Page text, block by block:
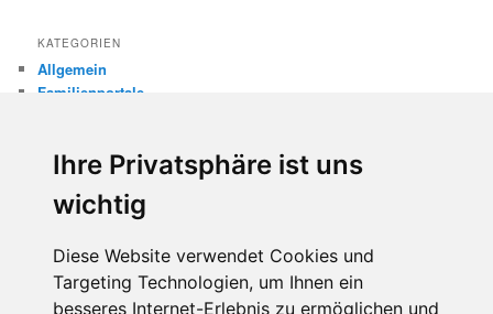
Ihre Privatsphäre ist uns
wichtig
Diese Website verwendet Cookies und
Targeting Technologien, um Ihnen ein
besseres Internet-Erlebnis zu ermöglichen und
KATEGORIEN
Allgemein
Familienportale
Internetsicherheit
Missbrauch
META
Anmelden